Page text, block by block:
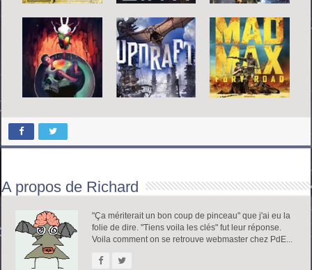
A propos de Richard
"Ça mériterait un bon coup de pinceau" que j'ai eu la
folie de dire. "Tiens voila les clés" fut leur réponse.
Voila comment on se retrouve webmaster chez PdE...